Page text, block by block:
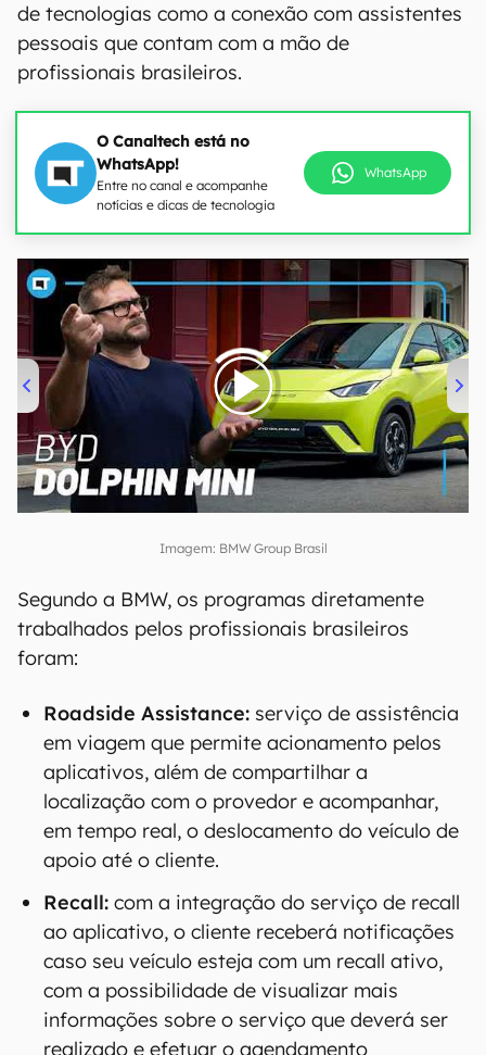
de tecnologias como a conexão com assistentes
pessoais que contam com a mão de
profissionais brasileiros.
O Canaltech está no
WhatsApp!
Entre no canal e acompanhe
notícias e dicas de tecnologia
WhatsApp
00:00/04:07
Imagem: BMW Group Brasil
Segundo a BMW, os programas diretamente
trabalhados pelos profissionais brasileiros
foram:
Roadside Assistance: serviço de assistência
em viagem que permite acionamento pelos
aplicativos, além de compartilhar a
localização com o provedor e acompanhar,
em tempo real, o deslocamento do veículo de
apoio até o cliente.
Recall: com a integração do serviço de recall
ao aplicativo, o cliente receberá notificações
caso seu veículo esteja com um recall ativo,
com a possibilidade de visualizar mais
informações sobre o serviço que deverá ser
realizado e efetuar o agendamento